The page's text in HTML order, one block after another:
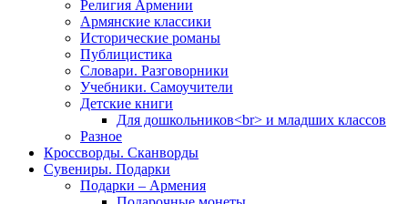
Религия Армении
Армянские классики
Исторические романы
Публицистика
Словари. Разговорники
Учебники. Самоучители
Детские книги
Для дошкольников<br> и младших классов
Разное
Кроссворды. Сканворды
Сувениры. Подарки
Подарки – Армения